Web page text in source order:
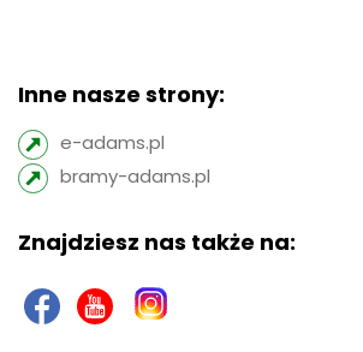
Inne nasze strony:
e-adams.pl
bramy-adams.pl
Znajdziesz nas także na: